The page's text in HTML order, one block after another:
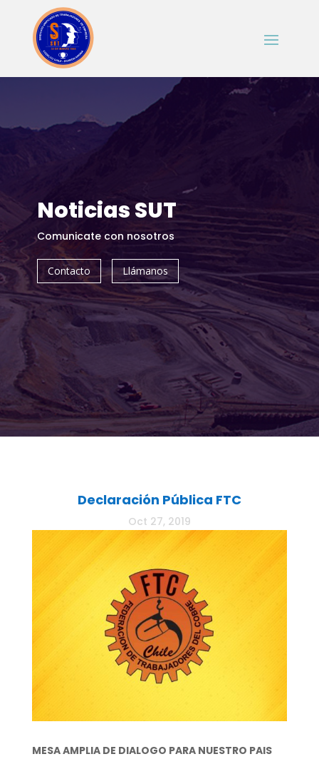
Noticias SUT
Comunicate con nosotros
Contacto Llámanos
Declaración Pública FTC
Oct 27, 2019
MESA AMPLIA DE DIALOGO PARA NUESTRO PAIS